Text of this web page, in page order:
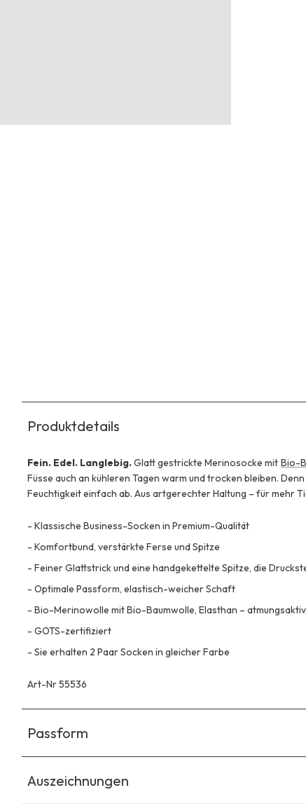
Produktdetails
Fein. Edel. Langlebig.Glatt gestrickte Merinosocke mit Bio-
Füsse auch an kühleren Tagen warm und trocken bleiben. Denn
Feuchtigkeit einfach ab. Aus artgerechter Haltung – für mehr
- Klassische Business-Socken in Premium-Qualität
- Komfortbund, verstärkte Ferse und Spitze
- Feiner Glattstrick und eine handgekettelte Spitze, die
- Optimale Passform, elastisch-weicher Schaft
- Bio-Merinowolle mit Bio-Baumwolle, Elasthan –
- GOTS-zertifiziert
- Sie erhalten 2 Paar Socken in gleicher Farbe
Art-Nr 55536
Passform
Auszeichnungen